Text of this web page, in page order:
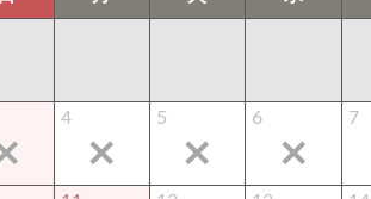
4 5 6 7